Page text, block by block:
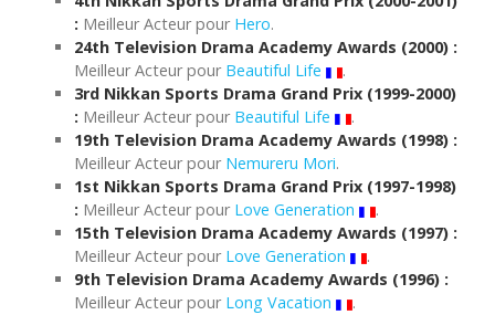
: Meilleur Acteur pour Hero.
24th Television Drama Academy Awards (2000) :
Meilleur Acteur pour Beautiful Life
.
3rd Nikkan Sports Drama Grand Prix (1999-2000)
: Meilleur Acteur pour Beautiful Life
.
19th Television Drama Academy Awards (1998) :
Meilleur Acteur pour Nemureru Mori.
1st Nikkan Sports Drama Grand Prix (1997-1998)
: Meilleur Acteur pour Love Generation
.
15th Television Drama Academy Awards (1997) :
Meilleur Acteur pour Love Generation
.
9th Television Drama Academy Awards (1996) :
Meilleur Acteur pour Long Vacation .